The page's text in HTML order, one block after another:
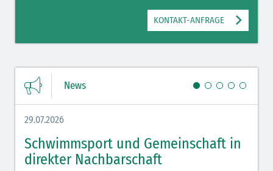
KONTAKT-ANFRAGE
News
29.07.2026
Schwimmsport und Gemeinschaft in
direkter Nachbarschaft